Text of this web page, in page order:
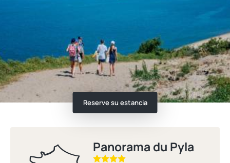
Reserve su estancia
Panorama du Pyla